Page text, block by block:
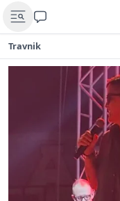
Travnik